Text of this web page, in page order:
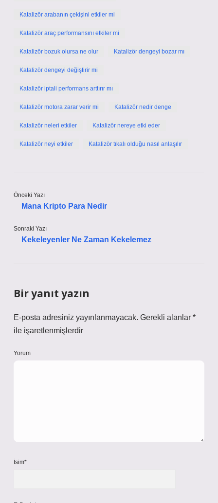
Katalizör arabanın çekişini etkiler mi
Katalizör araç performansını etkiler mi
Katalizör bozuk olursa ne olur Katalizör dengeyi bozar mı
Katalizör dengeyi değiştirir mi
Katalizör iptali performans arttırır mı
Katalizör motora zarar verir mi Katalizör nedir denge
Katalizör neleri etkiler Katalizör nereye etki eder
Katalizör neyi etkiler Katalizör tıkalı olduğu nasıl anlaşılır
Önceki Yazı
Mana Kripto Para Nedir
Sonraki Yazı
Kekeleyenler Ne Zaman Kekelemez
Bir yanıt yazın
E-posta adresiniz yayınlanmayacak. Gerekli alanlar *
ile işaretlenmişlerdir
Yorum
İsim*